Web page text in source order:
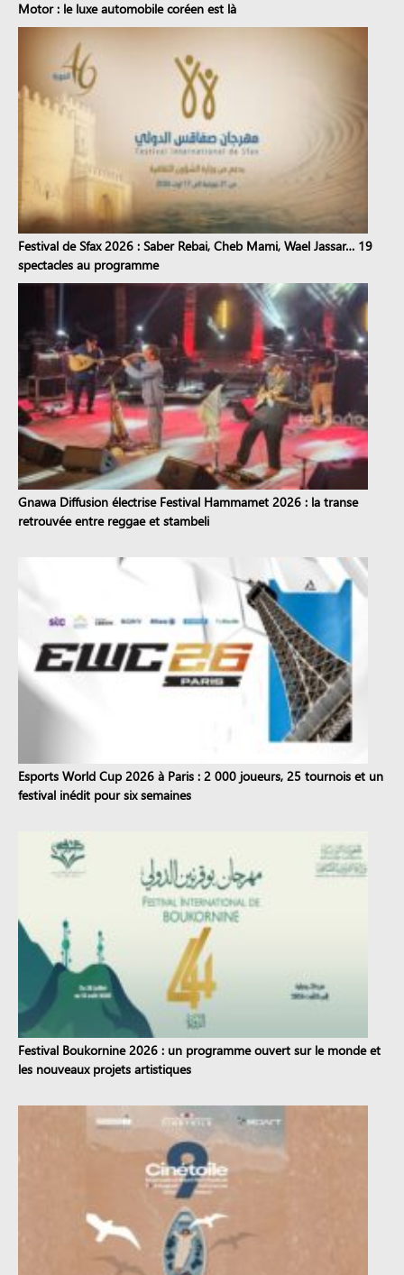
Motor : le luxe automobile coréen est là
Festival de Sfax 2026 : Saber Rebai, Cheb Mami, Wael Jassar… 19
spectacles au programme
Gnawa Diffusion électrise Festival Hammamet 2026 : la transe
retrouvée entre reggae et stambeli
Esports World Cup 2026 à Paris : 2 000 joueurs, 25 tournois et un
festival inédit pour six semaines
Festival Boukornine 2026 : un programme ouvert sur le monde et
les nouveaux projets artistiques